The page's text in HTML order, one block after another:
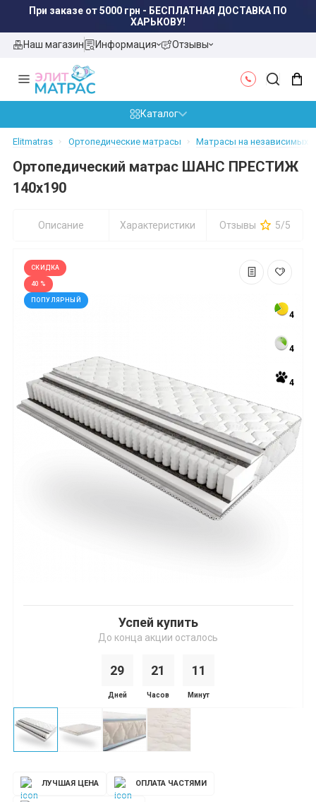
При заказе от 5000 грн - БЕСПЛАТНАЯ ДОСТАВКА ПО
ХАРЬКОВУ!
Наш магазин
Информация Отзывы
Каталог
Elitmatras Ортопедические матрасы Матрасы на независимых
Ортопедический матрас ШАНС ПРЕСТИЖ
140x190
Описание Характеристики Отзывы 5/5
4
4
4
СКИДКА
40 %
ПОПУЛЯРНЫЙ
Успей купить
До конца акции осталось
29
Дней
21
Часов
11
Минут
ЛУЧШАЯ ЦЕНА ОПЛАТА ЧАСТЯМИ